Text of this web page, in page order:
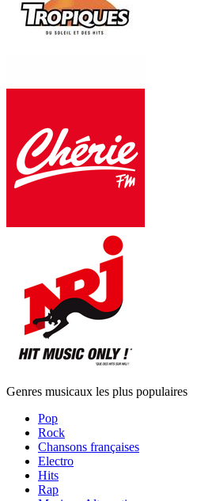
Genres musicaux les plus populaires
Pop
Rock
Chansons françaises
Electro
Hits
Rap